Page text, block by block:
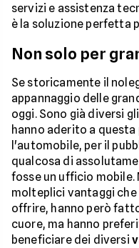
servizi e assistenza
è la soluzione perfetta
Non solo per
Se storicamente il
appannaggio delle
oggi. Sono già diversi
hanno aderito a
l'automobile, per il
qualcosa di
fosse un ufficio mobile.
molteplici vantaggi
offrire, hanno però
cuore, ma hanno
beneficiare dei diversi